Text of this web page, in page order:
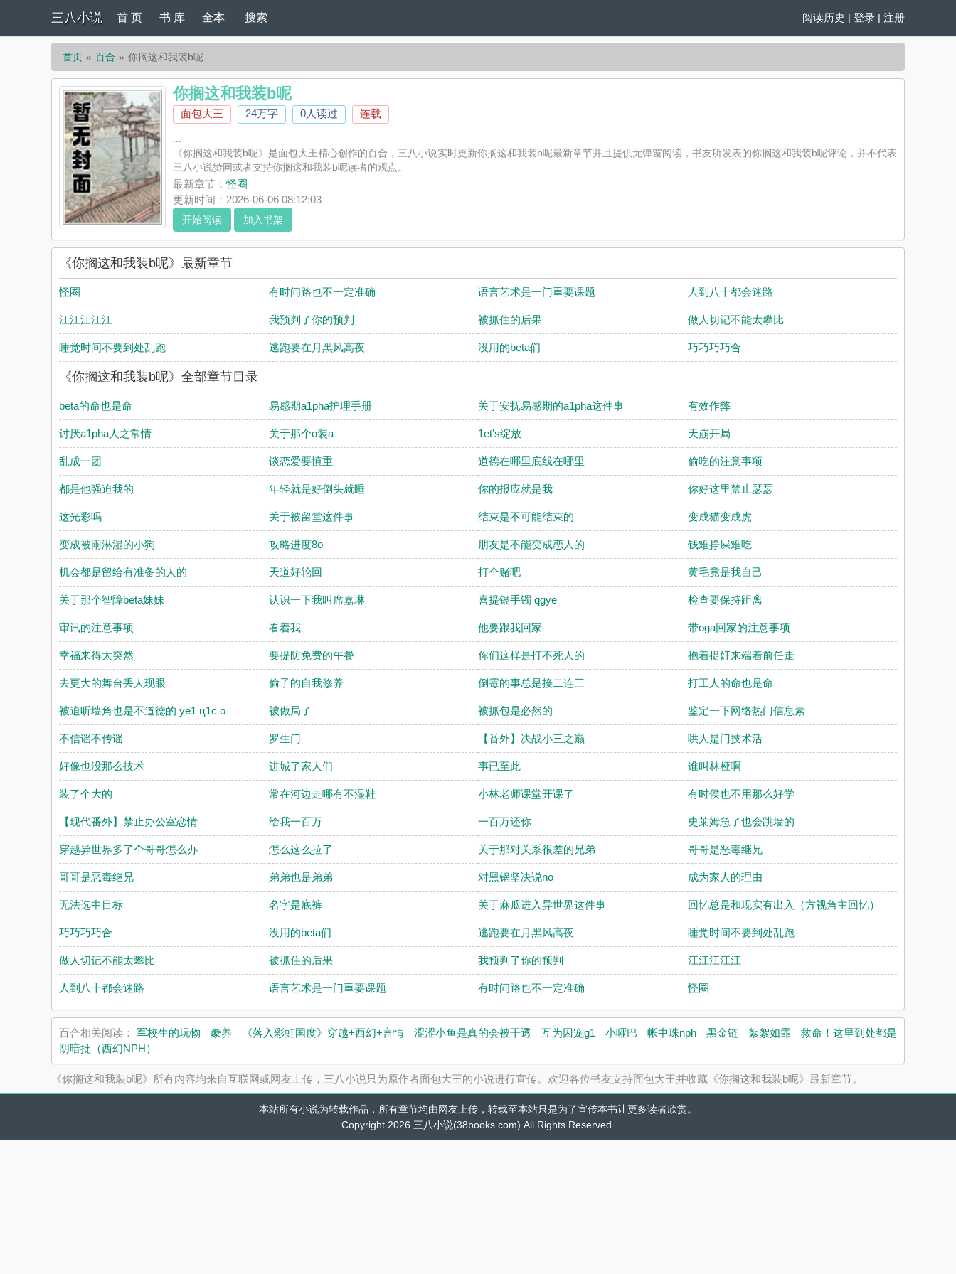
三八小说 阅读历史 | 登录 | 注册
首 页 书 库 全本 搜索
首页 百合 你搁这和我装b呢
你搁这和我装b呢
面包大王 24万字 0人读过 连载
《你搁这和我装b呢》是面包大王精心创作的百合，三八小说实时更新你搁这和我装b呢最新章节并且提供无弹窗阅读，书友所发表的你搁这和我装b呢评论，并不代表
三八小说赞同或者支持你搁这和我装b呢读者的观点。
最新章节：怪圈
更新时间：2026-06-06 08:12:03
开始阅读 加入书架
《你搁这和我装b呢》最新章节
怪圈 有时问路也不一定准确 语言艺术是一门重要课题 人到八十都会迷路
江江江江江 我预判了你的预判 被抓住的后果 做人切记不能太攀比
睡觉时间不要到处乱跑 逃跑要在月黑风高夜 没用的beta们 巧巧巧巧合
《你搁这和我装b呢》全部章节目录
beta的命也是命 易感期a1pha护理手册 关于安抚易感期的a1pha这件事 有效作弊
讨厌a1pha人之常情 关于那个o装a 1et’s绽放 天崩开局
乱成一团 谈恋爱要慎重 道德在哪里底线在哪里 偷吃的注意事项
都是他强迫我的 年轻就是好倒头就睡 你的报应就是我 你好这里禁止瑟瑟
这光彩吗 关于被留堂这件事 结束是不可能结束的 变成猫变成虎
变成被雨淋湿的小狗 攻略进度8o 朋友是不能变成恋人的 钱难挣屎难吃
机会都是留给有准备的人的 天道好轮回 打个赌吧 黄毛竟是我自己
关于那个智障beta妹妹 认识一下我叫席嘉琳 喜提银手镯 qgye 检查要保持距离
审讯的注意事项 看着我 他要跟我回家 带oga回家的注意事项
幸福来得太突然 要提防免费的午餐 你们这样是打不死人的 抱着捉奸来端着前任走
去更大的舞台丢人现眼 偷子的自我修养 倒霉的事总是接二连三 打工人的命也是命
被迫听墙角也是不道德的 ye1 ц1c o 被做局了 被抓包是必然的 鉴定一下网络热门信息素
不信谣不传谣 罗生门 【番外】决战小三之巅 哄人是门技术活
好像也没那么技术 进城了家人们 事已至此 谁叫林桠啊
装了个大的 常在河边走哪有不湿鞋 小林老师课堂开课了 有时侯也不用那么好学
【现代番外】禁止办公室恋情 给我一百万 一百万还你 史莱姆急了也会跳墙的
穿越异世界多了个哥哥怎么办 怎么这么拉了 关于那对关系很差的兄弟 哥哥是恶毒继兄
哥哥是恶毒继兄 弟弟也是弟弟 对黑锅坚决说no 成为家人的理由
无法选中目标 名字是底裤 关于麻瓜进入异世界这件事 回忆总是和现实有出入（方视角主回忆）
巧巧巧巧合 没用的beta们 逃跑要在月黑风高夜 睡觉时间不要到处乱跑
做人切记不能太攀比 被抓住的后果 我预判了你的预判 江江江江江
人到八十都会迷路 语言艺术是一门重要课题 有时问路也不一定准确 怪圈
百合相关阅读： 军校生的玩物 豢养 《落入彩虹国度》穿越+西幻+言情 涩涩小鱼是真的会被干透 互为囚宠g1 小哑巴 帐中珠nph 黑金链 絮絮如霏
救命！这里到处都是
阴暗批（西幻NPH）
《你搁这和我装b呢》所有内容均来自互联网或网友上传，三八小说只为原作者面包大王的小说进行宣传。欢迎各位书友支持面包大王并收藏《你搁这和我装b呢》最新章节。
本站所有小说为转载作品，所有章节均由网友上传，转载至本站只是为了宣传本书让更多读者欣赏。
Copyright 2026 三八小说(38books.com) All Rights Reserved.